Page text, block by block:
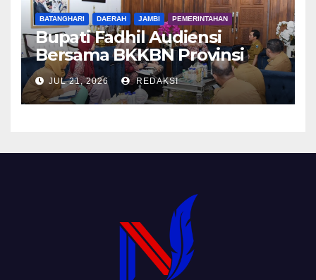
BATANGHARI DAERAH JAMBI PEMERINTAHAN
Bupati Fadhil Audiensi
Bersama BKKBN Provinsi
Jambi
JUL 21, 2026 REDAKSI